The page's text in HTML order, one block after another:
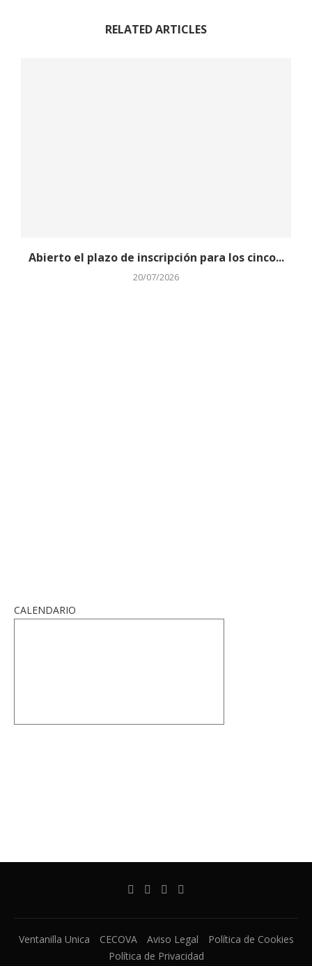
RELATED ARTICLES
Abierto el plazo de inscripción para los cinco...
20/07/2026
CALENDARIO
Ventanilla Unica CECOVA Aviso Legal
Política de Cookies
Política de Privacidad